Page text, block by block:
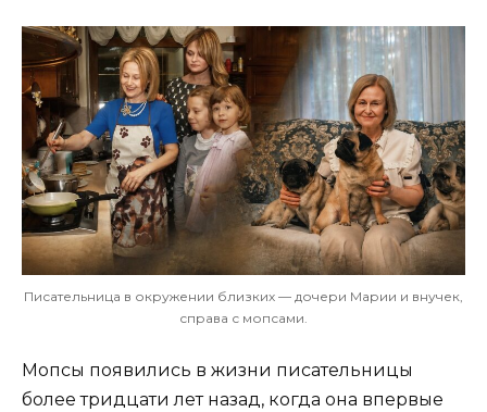
Писательница в окружении близких — дочери Марии и внучек,
справа с мопсами.
Мопсы появились в жизни писательницы
более тридцати лет назад, когда она впервые